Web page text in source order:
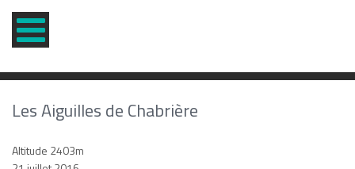
Les Aiguilles de Chabrière
Altitude 2403m